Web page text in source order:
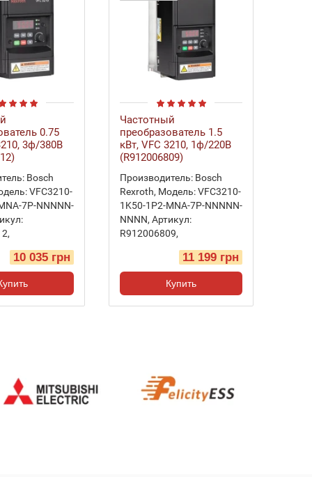
0.75
3ф/380В
Bosch
VFC3210-
7P-NNNNN-
,
10 035 грн
Частотный
преобразователь 1.5
кВт, VFC 3210, 1ф/220В
(R912006809)
Производитель: Bosch
Rexroth, Модель: VFC3210-
1K50-1P2-MNA-7P-NNNNN-
NNNN,Артикул:
R912006809,
11 199 грн
Купить